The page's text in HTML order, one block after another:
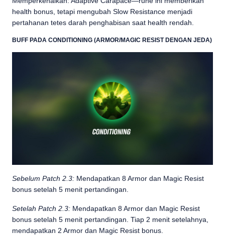
health bonus, tetapi mengubah Slow Resistance menjadi
pertahanan tetes darah penghabisan saat health rendah.
BUFF PADA CONDITIONING (ARMOR/MAGIC RESIST DENGAN JEDA)
Sebelum Patch 2.3: Mendapatkan 8 Armor dan Magic Resist
bonus setelah 5 menit pertandingan.
Setelah Patch 2.3: Mendapatkan 8 Armor dan Magic Resist
bonus setelah 5 menit pertandingan. Tiap 2 menit setelahnya,
mendapatkan 2 Armor dan Magic Resist bonus.